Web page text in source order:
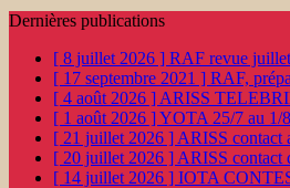
Dernières publications
[ 8 juillet 2026 ] RAF revue
[ 17 septembre 2021 ] RAF,
[ 4 août 2026 ] ARISS
[ 1 août 2026 ]YOTA 25/7 au 1/
[ 21 juillet 2026 ] ARISS contact
[ 20 juillet 2026 ] ARISS contact
[ 14 juillet 2026 ] IOTA